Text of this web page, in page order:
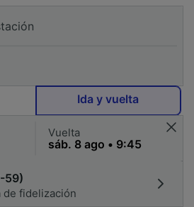
Ida y vuelta
Vuelta
59)
de fidelización